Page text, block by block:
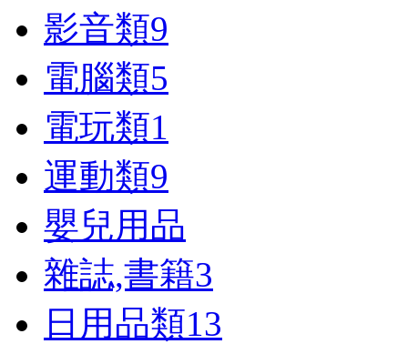
影音類9
電腦類5
電玩類1
運動類9
嬰兒用品
雜誌,書籍3
日用品類13